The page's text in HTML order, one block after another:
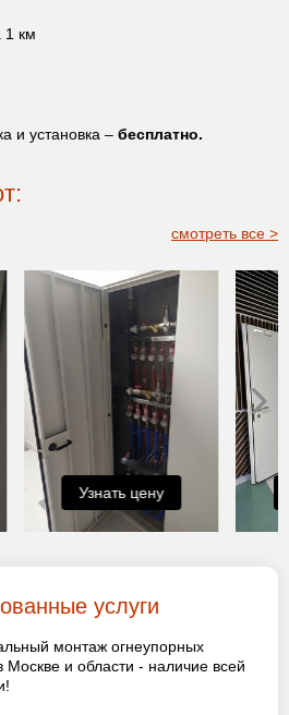
1 км
и установка – бесплатно.
смотреть все >
Узнать цену
услуги
монтаж огнеупорных
Москве и области - наличие всей